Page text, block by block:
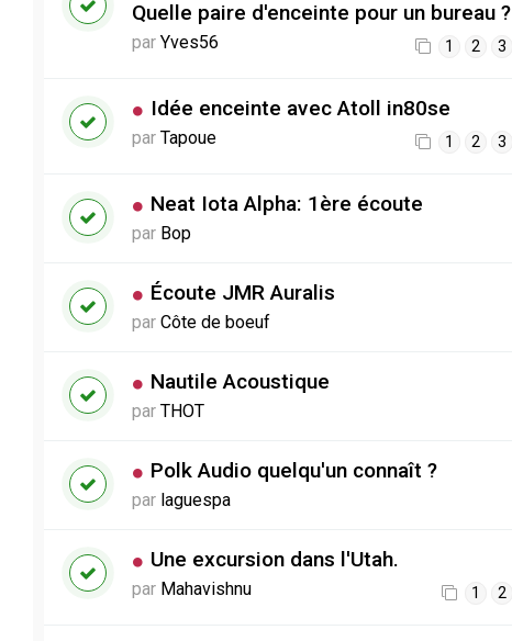
Quelle paire d'enceinte pour un bureau ?
par Yves56 1 2 3
Idée enceinte avec Atoll in80se
par Tapoue 1 2 3
Neat Iota Alpha: 1ère écoute
par Bop
Écoute JMR Auralis
par Côte de boeuf
Nautile Acoustique
par THOT
Polk Audio quelqu'un connaît ?
par laguespa
Une excursion dans l'Utah.
par Mahavishnu 1 2